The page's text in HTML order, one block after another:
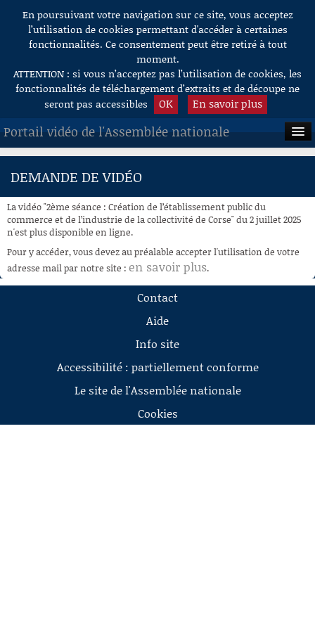
Aller au contenu
En poursuivant votre navigation sur ce site, vous acceptez
l’utilisation de cookies permettant d'accéder à certaines
fonctionnalités. Ce consentement peut être retiré à tout
moment.
ATTENTION : si vous n’acceptez pas l’utilisation de cookies, les
fonctionnalités de téléchargement d’extraits et de découpe ne
seront pas accessibles
OK En savoir plus
Portail vidéo de l'Assemblée nationale
ACCUEIL
À LA DEMANDE
RECHERCHE
AIDE À LA DÉCOUPE
DE VIDÉOS
DEMANDE DE VIDÉO
La vidéo "2ème séance : Création de l’établissement public du
commerce et de l’industrie de la collectivité de Corse" du 2 juillet 2025
n'est plus disponible en ligne.
Pour y accéder, vous devez au préalable accepter l'utilisation de votre
adresse mail par notre site : en savoir plus.
Contact
Aide
Info site
Accessibilité : partiellement conforme
Le site de l'Assemblée nationale
Cookies